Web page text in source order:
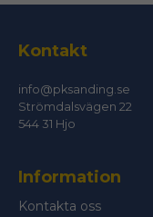
Ja, ni får
Kontakt
info@pksanding.se
Strömdalsvägen 22
544 31 Hjo
Information
Kontakta oss